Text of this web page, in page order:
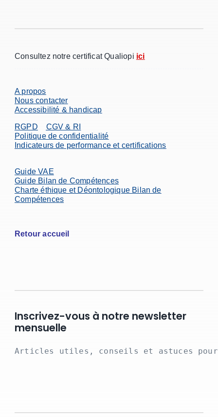
Consultez notre certificat Qualiopi ici
A propos
Nous contacter
Accessibilité & handicap
RGPD
CGV & RI
Politique de confidentialité
Indicateurs de performance et certifications
Guide VAE
Guide Bilan de Compétences
Charte éthique et Déontologique Bilan de
Compétences
Retour accueil
Inscrivez-vous à notre newsletter
mensuelle
Articles utiles, conseils et astuces